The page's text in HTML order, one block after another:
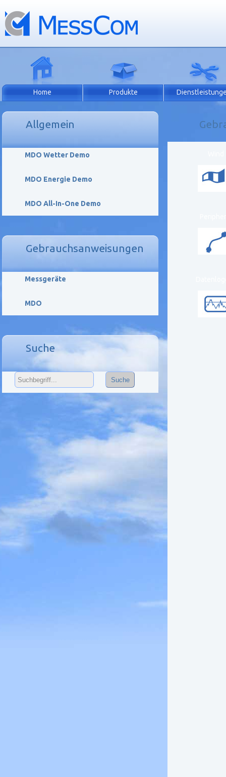
Home Produkte
Allgemein
MDO Wetter Demo
MDO Energie Demo
MDO All-In-One Demo
Gebrauchsanweisungen
Messgeräte
MDO
Suche